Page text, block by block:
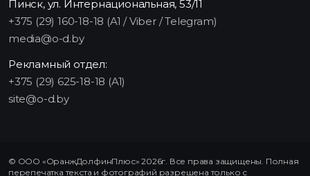
Пинск, ул. Интернациональная, 53/11
+375 (29) 160-18-18 (A1 / Viber / Telegram)
media@o-d.by
Рекламный отдел:
+375 (29) 625-18-18 (A1)
site@o-d.by
© ООО «ОранжДолфинПлюс» 2026г. Все права защищены. Полная
перепечатка текста и фотографий разрешена только с